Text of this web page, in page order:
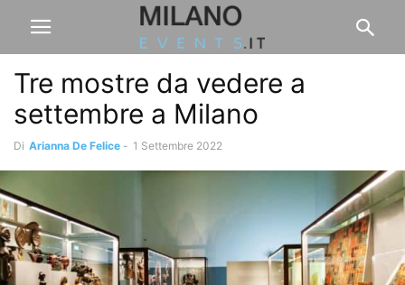
Tre mostre da vedere a
settembre a Milano
Di Arianna De Felice - 1 Settembre 2022